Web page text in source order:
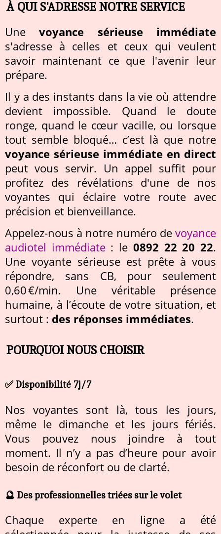
À QUI S'ADRESSE NOTRE SERVICE
Unevoyance sérieuse immédiate
s'adresse à celles et ceux qui veulent
savoir maintenant ce que l'avenir leur
prépare.
Il y a des instants dans la vie où attendre
devient impossible. Quand le doute
ronge, quand le cœur vacille, ou lorsque
tout semble bloqué… c’est là que notre
voyance sérieuse immédiate en direct
peut vous servir. Un appel suffit pour
profitez des révélations d'une de nos
voyantes qui éclaire votre route avec
précision et bienveillance.
Appelez-nous à notre numéro de voyance
audiotel immédiate: le 0892 22 20 22.
Une voyante sérieuse est prête à vous
répondre, sans CB, pour seulement
0,60 €/min. Une véritable présence
humaine, à l’écoute de votre situation, et
surtout : des réponses immédiates.
POURQUOI NOUS CHOISIR
✅ Disponibilité 7j/7
Nos voyantes sont là, tous les jours,
même le dimanche et les jours fériés.
Vous pouvez nous joindre à tout
moment. Il n’y a pas d’heure pour avoir
besoin de réconfort ou de clarté.
🔮 Des professionnelles triées sur le volet
Chaque experte en ligne a été